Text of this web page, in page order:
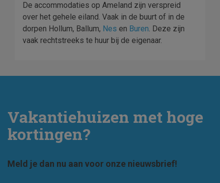
De accommodaties op Ameland zijn verspreid
over het gehele eiland. Vaak in de buurt of in de
dorpen Hollum, Ballum, Nes en Buren. Deze zijn
vaak rechtstreeks te huur bij de eigenaar.
Vakantiehuizen met hoge
kortingen?
Meld je dan nu aan voor onze nieuwsbrief!